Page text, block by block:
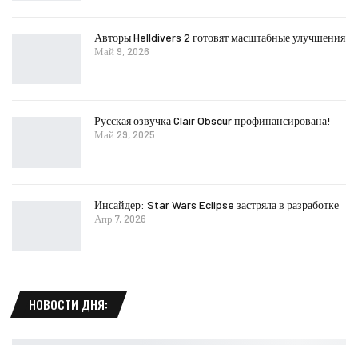
Авторы Helldivers 2 готовят масштабные улучшения
Май 9, 2026
Русская озвучка Clair Obscur профинансирована!
Май 29, 2025
Инсайдер: Star Wars Eclipse застряла в разработке
Апр 7, 2026
НОВОСТИ ДНЯ: